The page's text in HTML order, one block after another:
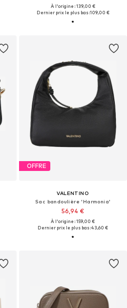
À l'origine : 139,00 €
Dernier prix le plus bas :109,00 €
OFFRE
VALENTINO
Sac bandoulière 'Harmonia'
56,94 €
À l'origine : 159,00 €
Dernier prix le plus bas :43,60 €